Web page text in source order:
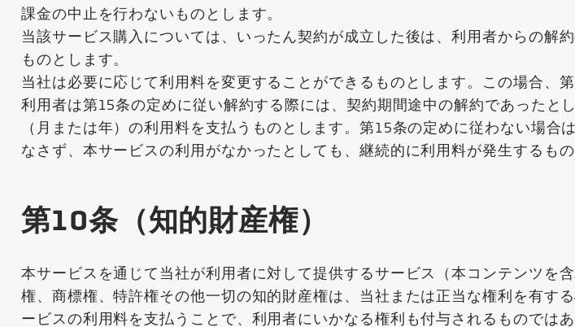
課金の中止を行わないものとします。
当該サービス購入については、いったん契約が成立した後は、利用者からの解
ものとします。
当社は必要に応じて利用料を変更することができるものとします。この場合、
利用者は第15条の定めに従い解約する際には、契約期間途中の解約であったと
（月または年）の利用料を支払うものとします。第15条の定めに従わない場合
なさず、本サービスの利用がなかったとしても、継続的に利用料が発生するもの
第10条（知的財産権）
本サービスを通じて当社が利用者に対して提供するサービス（本コンテンツを
権、商標権、特許権その他一切の知的財産権は、当社または正当な権利を有す
ービスの利用料を支払うことで、利用者にいかなる権利も付与されるものではあ